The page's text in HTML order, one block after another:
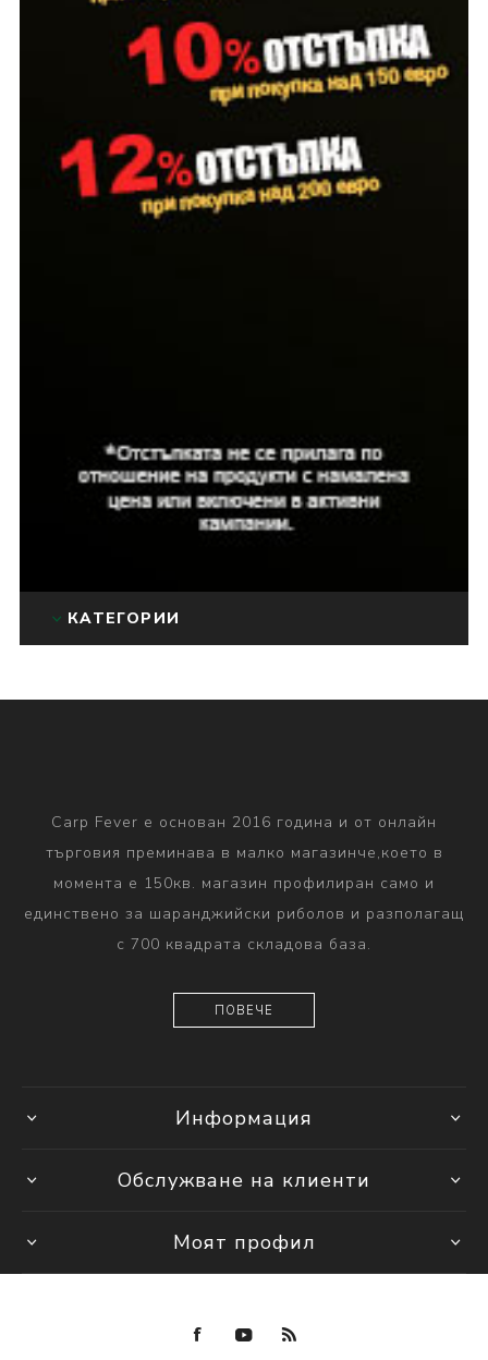
КАТЕГОРИИ
Carp Fever е основан 2016 година и от онлайн
търговия преминава в малко магазинче,което в
момента е 150кв. магазин профилиран само и
единствено за шаранджийски риболов и разполагащ
с 700 квадрата складова база.
ПОВЕЧЕ
Информация
Обслужване на клиенти
Моят профил